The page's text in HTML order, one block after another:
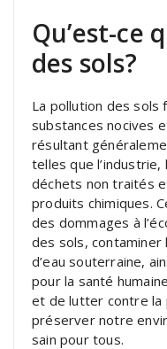
Qu’est-ce
des sols?
La pollution des sols
substances nocives
résultant
telles que l’industrie,
déchets non traités
produits chimiques.
des dommages à
des sols,
d’eau souterraine,
pour la santé
et de lutter contre la
préserver notre
sain pour tous.